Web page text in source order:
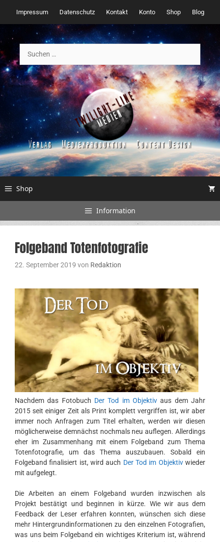
Inhalt
springen
Impressum Datenschutz Kontakt Konto Shop Blog
nach:
Shop
Information
Folgeband Totenfotografie
22. September 2019 von Redaktion
Nachdem das Fotobuch Der Tod im Objektiv aus dem Jahr
2015 seit einiger Zeit als Print komplett vergriffen ist, wir aber
immer noch Anfragen zum Titel erhalten, werden wir diesen
möglicherweise demnächst nochmals neu auflegen. Allerdings
eher im Zusammenhang mit einem Folgeband zum Thema
Totenfotografie, um das Thema auszubauen. Sobald ein
Folgeband finalisiert ist, wird auch Der Tod im Objektivwieder
mit aufgelegt.
Die Arbeiten an einem Folgeband wurden inzwischen als
Projekt bestätigt und beginnen in kürze. Wie wir aus dem
Feedback der Leser erfahren konnten, wünschen sich diese
mehr Hintergrundinformationen zu den einzelnen Fotografien,
was uns beim Folgeband ein wichtiges Kriterium ist, während